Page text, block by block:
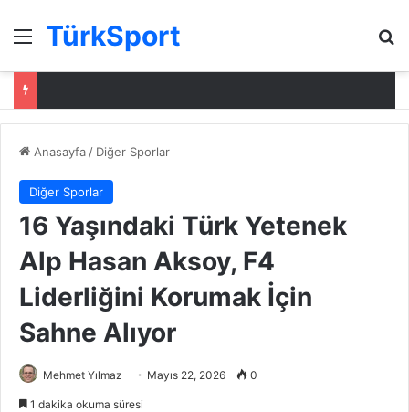
Menü
TürkSport
Anasayfa / Diğer Sporlar
Diğer Sporlar
16 Yaşındaki Türk Yetenek
Alp Hasan Aksoy, F4
Liderliğini Korumak İçin
Sahne Alıyor
Mehmet Yılmaz Mayıs 22, 2026 0
1 dakika okuma süresi